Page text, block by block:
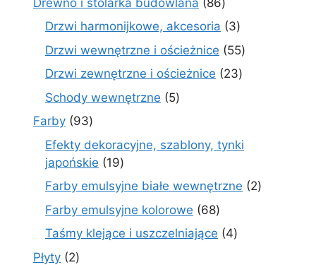
produktów
Drzwi harmonijkowe, akcesoria 33
produkty
Drzwi wewnętrzne i ościeżnice 5555
produktów
Drzwi zewnętrzne i ościeżnice 2323
Schody wewnętrzne 55
Farby 9393
produkty
Efekty dekoracyjne, szablony, tynki
japońskie
1919
produktów
Farby emulsyjne białe wewnętrzne 22
Farby emulsyjne kolorowe 6868
produktów
Taśmy klejące i uszczelniające 44
Płyty 22